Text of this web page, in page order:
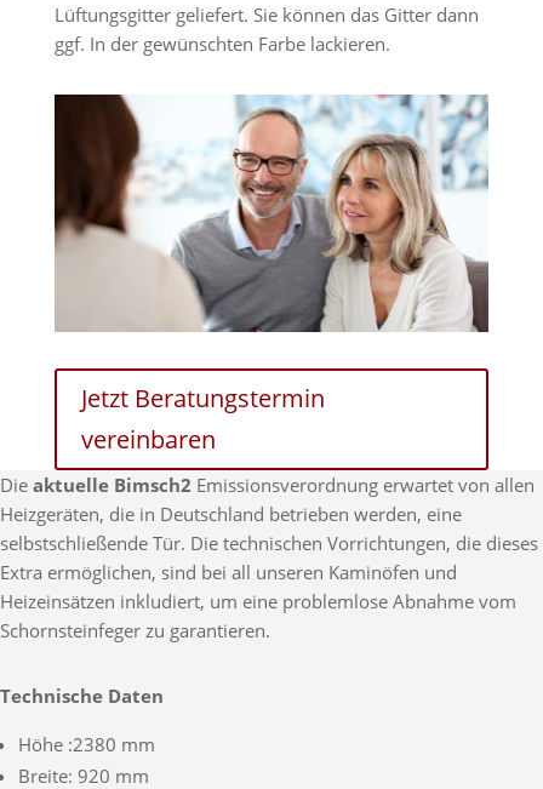
Lüftungsgitter geliefert. Sie können das Gitter dann
ggf. In der gewünschten Farbe lackieren.
Jetzt Beratungstermin
vereinbaren
Die aktuelle Bimsch2 Emissionsverordnung erwartet von allen
Heizgeräten, die in Deutschland betrieben werden, eine
selbstschließende Tür. Die technischen Vorrichtungen, die dieses
Extra ermöglichen, sind bei all unseren Kaminöfen und
Heizeinsätzen inkludiert, um eine problemlose Abnahme vom
Schornsteinfeger zu garantieren.
Technische Daten
Höhe :2380 mm
Breite: 920 mm